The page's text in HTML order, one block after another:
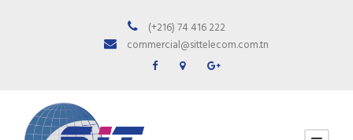
(+216) 74 416 222
commercial@sittelecom.com.tn